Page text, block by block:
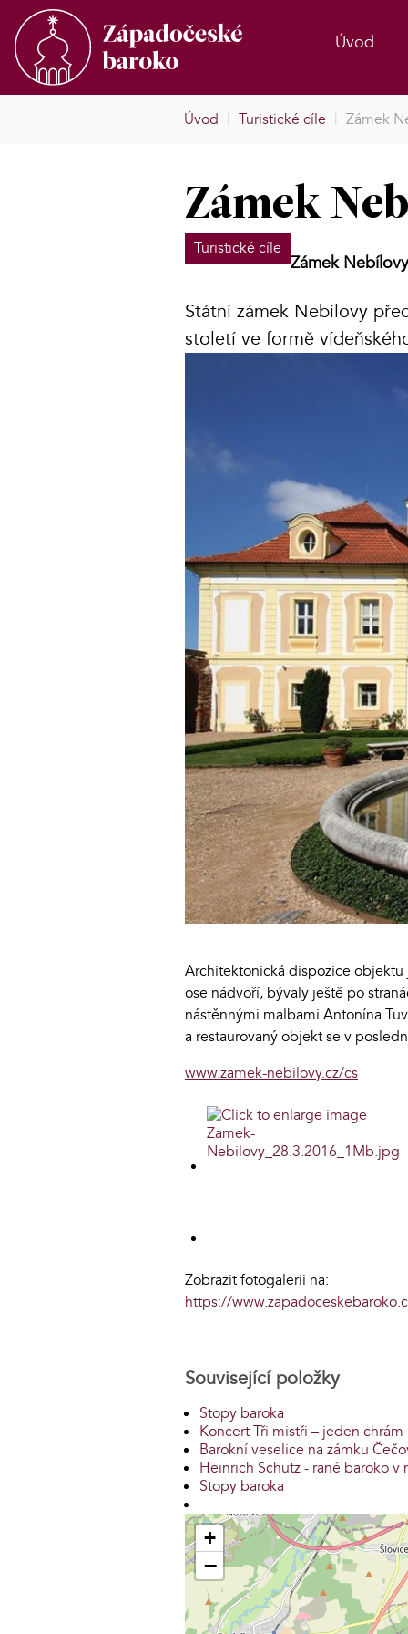
Úvod
Úvod | Turistické cíle | Zámek
Zámek
Turistické cíle
Zámek Nebílovy
Státní zámek Nebílovy
století ve formě
Architektonická dispozice
ose nádvoří, bývaly ještě po
nástěnnými malbami Antonína
a restaurovaný objekt se v
www.zamek-nebilovy.cz/cs
Zobrazit fotogalerii na:
https://
Související položky
Stopy baroka
Koncert Tři mistři – jeden chrám
Barokní veselice na zámku
Heinrich Schütz - rané baroko
Stopy baroka
+
−